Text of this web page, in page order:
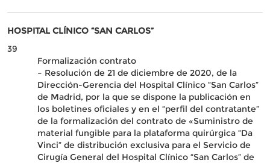
HOSPITAL CLÍNICO “SAN CARLOS”
39
Formalización contrato
– Resolución de 21 de diciembre de 2020, de la
Dirección-Gerencia del Hospital Clínico “San Carlos”
de Madrid, por la que se dispone la publicación en
los boletines oficiales y en el “perfil del contratante”
de la formalización del contrato de «Suministro de
material fungible para la plataforma quirúrgica “Da
Vinci” de distribución exclusiva para el Servicio de
Cirugía General del Hospital Clínico “San Carlos” de